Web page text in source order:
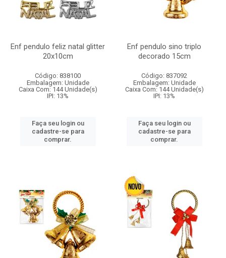
Enf pendulo feliz natal glitter
20x10cm
Código: 838100
Embalagem: Unidade
Caixa Com: 144 Unidade(s)
IPI: 13%
Faça seu login ou
cadastre-se para
comprar.
Enf pendulo sino triplo
decorado 15cm
Código: 837092
Embalagem: Unidade
Caixa Com: 144 Unidade(s)
IPI: 13%
Faça seu login ou
cadastre-se para
comprar.